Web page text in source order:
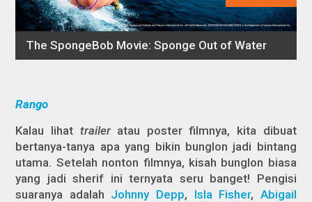
Rango
Kalau lihat traileratau poster filmnya, kita dibuat
bertanya-tanya apa yang bikin bunglon jadi bintang
utama. Setelah nonton filmnya, kisah bunglon biasa
yang jadi sherif ini ternyata seru banget! Pengisi
suaranya adalah Johnny Depp, Isla Fisher, Abigail